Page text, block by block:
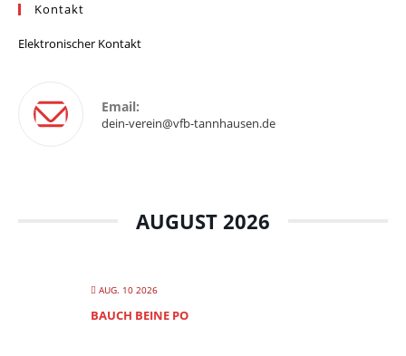
Kontakt
Elektronischer Kontakt
Email:
dein-verein@vfb-tannhausen.de
AUGUST 2026
AUG. 10 2026
BAUCH BEINE PO